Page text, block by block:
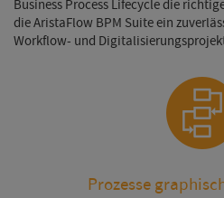
Business Process Lifecycle die
die AristaFlow BPM Suite ein
Workflow- und
Prozesse